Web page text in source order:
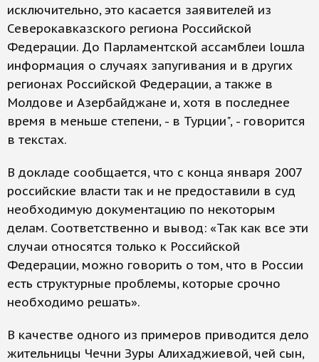
исключительно, это касается заявителей из
Северокавказского региона Российской
Федерации. До Парламентской ассамблеи lошла
информация о случаях запугивания и в других
регионах Российской Федерации, а также в
Молдове и Азербайджане и, хотя в последнее
время в меньше степени, - в Турции", - говорится
в текстах.
В докладе сообщается, что с конца января 2007
российские власти так и не предоставили в суд
необходимую документацию по некоторым
делам. Соответственно и вывод: «Так как все эти
случаи относятся только к Российской
Федерации, можно говорить о том, что в России
есть структурные проблемы, которые срочно
необходимо решать».
В качестве одного из примеров приводится дело
жительницы Чечни Зуры Алихаджиевой, чей сын,